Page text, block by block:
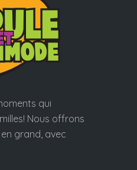
qui
Nous offrons
grand, avec